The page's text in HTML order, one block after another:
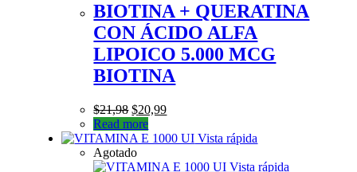
BIOTINA + QUERATINA
CON ÁCIDO ALFA
LIPOICO 5.000 MCG
BIOTINA
$21,98 $20,99
Read more
Vista rápida
Agotado
Vista rápida